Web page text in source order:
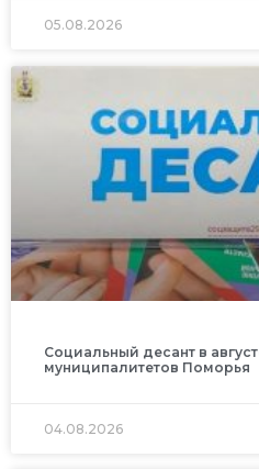
05.08.2026
Социальный десант в
муниципалитетов Поморья
04.08.2026